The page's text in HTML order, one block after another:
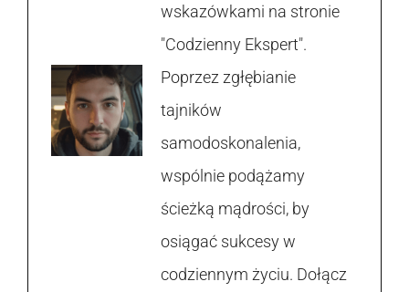
wskazówkami na stronie
"Codzienny Ekspert".
Poprzez zgłębianie
tajników
samodoskonalenia,
wspólnie podążamy
ścieżką mądrości, by
osiągać sukcesy w
codziennym życiu. Dołącz